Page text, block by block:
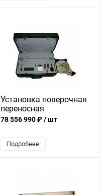
Установка поверочная
переносная
УПП8531М/5
78 556 990 ₽/ шт
Подробнее